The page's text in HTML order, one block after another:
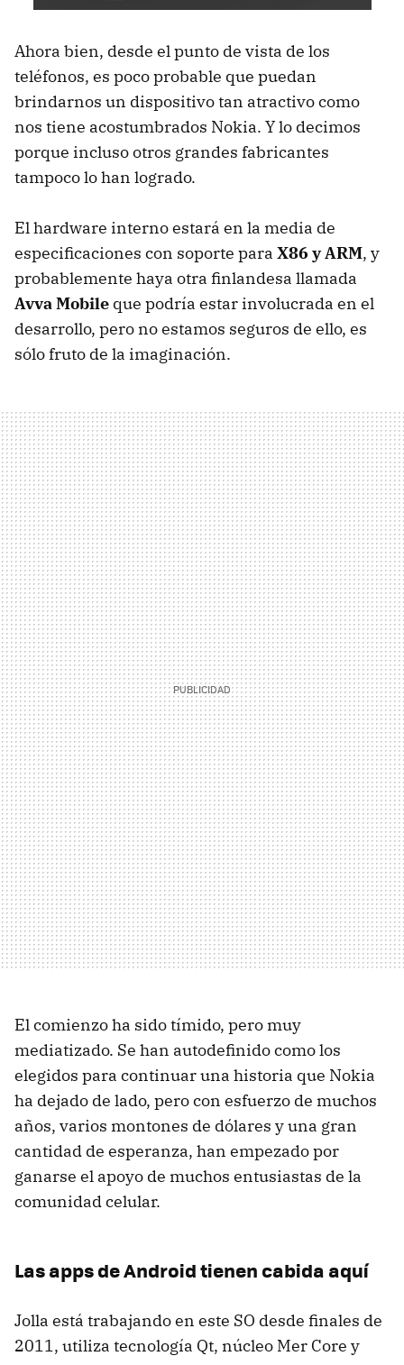
Ahora bien, desde el punto de vista de los
teléfonos, es poco probable que puedan
brindarnos un dispositivo tan atractivo como
nos tiene acostumbrados Nokia. Y lo decimos
porque incluso otros grandes fabricantes
tampoco lo han logrado.
El hardware interno estará en la media de
especificaciones con soporte para X86 y ARM, y
probablemente haya otra finlandesa llamada
Avva Mobile que podría estar involucrada en el
desarrollo, pero no estamos seguros de ello, es
sólo fruto de la imaginación.
El comienzo ha sido tímido, pero muy
mediatizado. Se han autodefinido como los
elegidos para continuar una historia que Nokia
ha dejado de lado, pero con esfuerzo de muchos
años, varios montones de dólares y una gran
cantidad de esperanza, han empezado por
ganarse el apoyo de muchos entusiastas de la
comunidad celular.
Las apps de Android tienen cabida aquí
Jolla está trabajando en este SO desde finales de
2011, utiliza tecnología Qt, núcleo Mer Core y